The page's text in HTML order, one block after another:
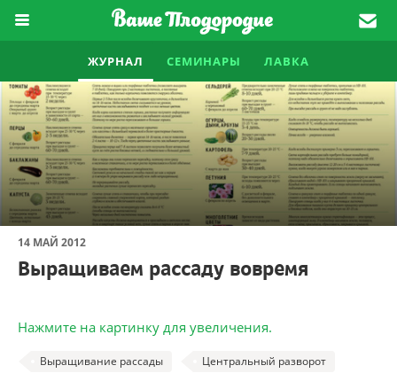
ЖУРНАЛ СЕМИНАРЫ ЛАВКА
14 МАЙ 2012
Выращиваем рассаду вовремя
Нажмите на картинку для увеличения.
Выращивание рассады Центральный разворот